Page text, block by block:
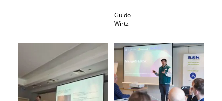
Guido
Wirtz